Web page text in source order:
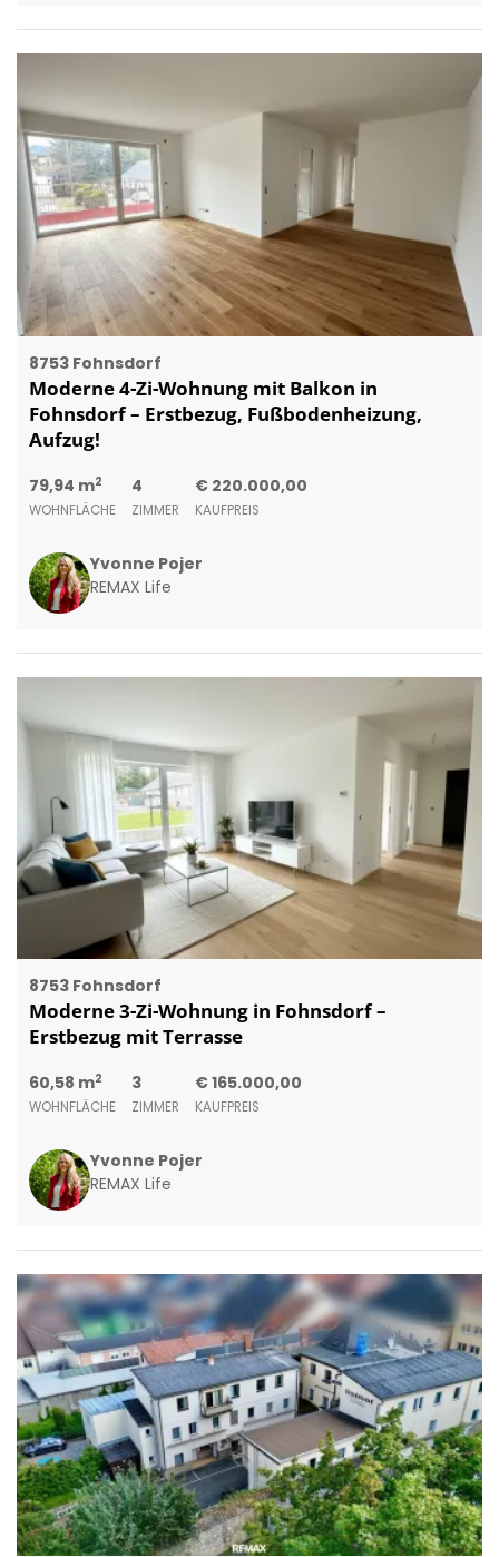
8753 Fohnsdorf
Moderne 4-Zi-Wohnung mit Balkon in
Fohnsdorf – Erstbezug, Fußbodenheizung,
Aufzug!
79,94 m2
WOHNFLÄCHE
4
ZIMMER
€ 220.000,00
KAUFPREIS
Yvonne Pojer
REMAX Life
8753 Fohnsdorf
Moderne 3-Zi-Wohnung in Fohnsdorf –
Erstbezug mit Terrasse
60,58 m2
WOHNFLÄCHE
3
ZIMMER
€ 165.000,00
KAUFPREIS
Yvonne Pojer
REMAX Life